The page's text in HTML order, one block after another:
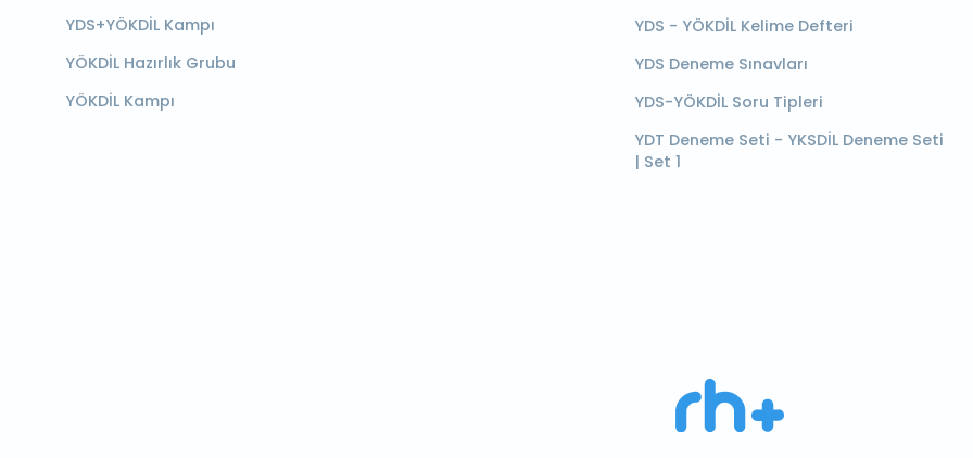
YDS+YÖKDİL Kampı
YÖKDİL Hazırlık Grubu
YÖKDİL Kampı
YDS - YÖKDİL Kelime Defteri
YDS Deneme Sınavları
YDS-YÖKDİL Soru Tipleri
YDT Deneme Seti - YKSDİL Deneme Seti
| Set 1